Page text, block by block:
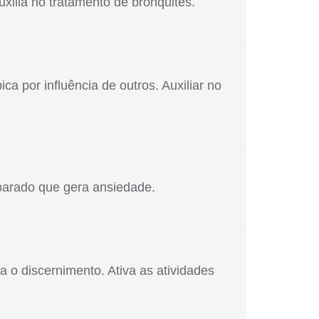
e resgatar, atinge a complexidade. Esse
por influência de outros. Auxiliar no
caseira é usado para combater a febre
que gera ansiedade.
o discernimento. Ativa as atividades